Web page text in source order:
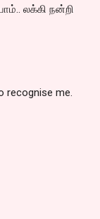
லக்கி நன்றி
recognise me.